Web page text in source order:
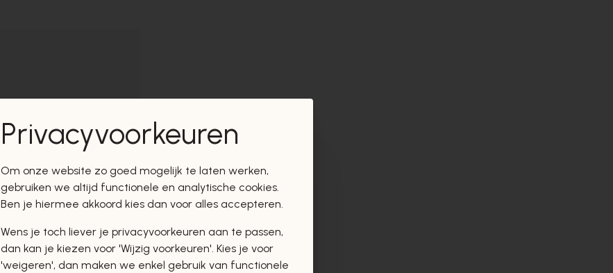
Privacyvoorkeuren
Om onze website zo goed mogelijk te laten werken,
gebruiken we altijd functionele en analytische cookies.
Ben je hiermee akkoord kies dan voor alles accepteren.
Wens je toch liever je privacyvoorkeuren aan te passen,
dan kan je kiezen voor 'Wijzig voorkeuren'. Kies je voor
'weigeren', dan maken we enkel gebruik van functionele